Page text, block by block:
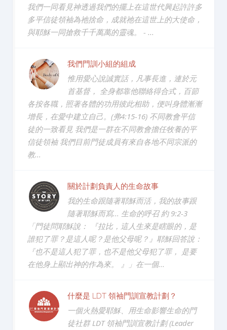
我們一同看見神透過我們的擺上在這世代興起許許多
多平信徒領袖為祂捨命，成就祂在這世上的大使命，
與耶穌一同搶救千千萬萬的靈魂。 - ...
我們門訓小組的組成
惟用愛心說誠實話，凡事長進，連於元
首基督， 全身都靠他聯絡得合式，百節
各按各職，照著各體的功用彼此相助，便叫身體漸漸
增長，在愛中建立自己。(弗4:15-16) 不同教會平信
徒的一致看見 我們是一群在不同教會擔任牧養的平
信徒領袖 我們目前門徒成員有來自各地不同宗派的
教...
關於計劃負責人的生命故事
我的生命跟隨著耶穌而活，我的故事跟
隨著耶穌而寫... 生命的呼召 約 9:2-3
「門徒問耶穌說： 『拉比，這人生來是瞎眼的，是
誰犯了罪？是這人呢？是他父母呢？』耶穌回答說：
『也不是這人犯了罪，也不是他父母犯了罪， 是要
在他身上顯出神的作為來。 』」在一個...
什麼是 LDT 領袖門訓宣教計劃？
一個火熱愛耶穌、用生命影響生命的門
徒社群 LDT 領袖門訓宣教計劃 (Leader